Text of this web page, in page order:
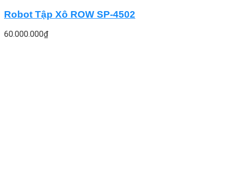
Robot Tập Xô ROW SP-4502
60.000.000₫